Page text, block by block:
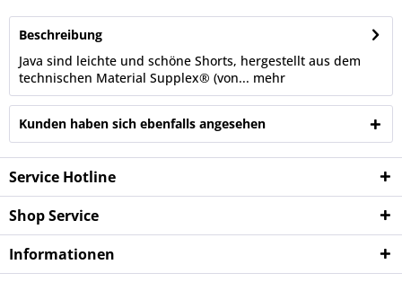
Beschreibung
Java sind leichte und schöne Shorts, hergestellt aus dem
technischen Material Supplex® (von... mehr
Kunden haben sich ebenfalls angesehen
Service Hotline
Shop Service
Informationen